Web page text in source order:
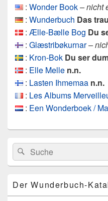
: Wonder Book– nicht
: Wunderbuch Das
: Ælle-Bælle Bog Du
: Glæstribøkurnar–
: Kron-Bok Du ser
: Elle Melle n.n.
: Lasten Ihmemaa n.n.
: Les Albums
: Een Wonderboek /
Primärer
Seitenleisten
Widget-
Bereich
Search
for:
Suche
Der Wunderbuch-